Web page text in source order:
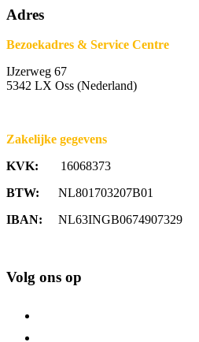
Adres
Bezoekadres & Service Centre
IJzerweg 67
5342 LX Oss (Nederland)
Zakelijke gegevens
KVK: 16068373
BTW: NL801703207B01
IBAN: NL63INGB0674907329
Volg ons op